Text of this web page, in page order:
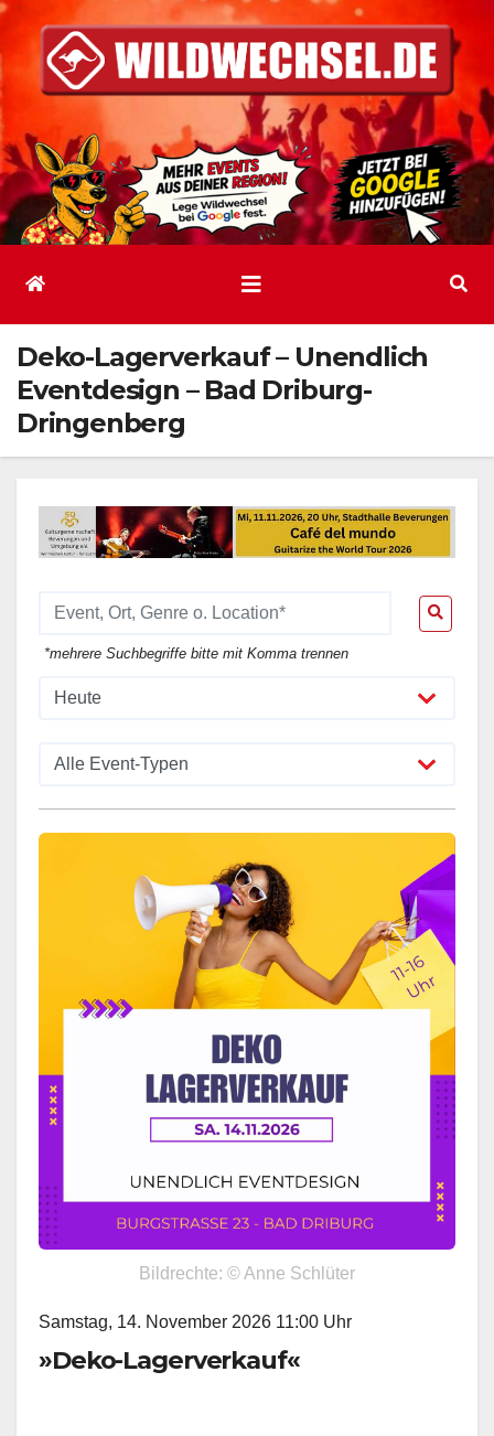
Inhalt
springen
Deko-Lagerverkauf – Unendlich
Eventdesign – Bad Driburg-
Dringenberg
*mehrere Suchbegriffe bitte mit Komma trennen
Bildrechte: © Anne Schlüter
Samstag, 14. November 2026 11:00 Uhr
»Deko-Lagerverkauf«